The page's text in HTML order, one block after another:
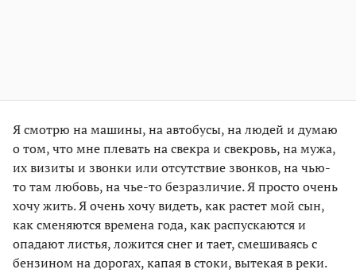
Я смотрю на машины, на автобусы, на людей и думаю
о том, что мне плевать на свекра и свекровь, на мужа,
их визиты и звонки или отсутствие звонков, на чью-
то там любовь, на чье-то безразличие. Я просто очень
хочу жить. Я очень хочу видеть, как растет мой сын,
как сменяются времена года, как распускаются и
опадают листья, ложится снег и тает, смешиваясь с
бензином на дорогах, капая в стоки, вытекая в реки.